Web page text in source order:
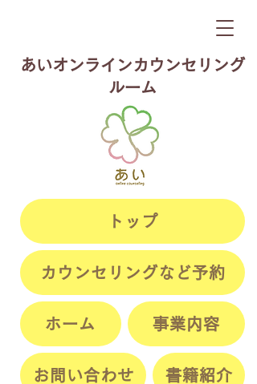
​あいオンラインカウンセリング
ルーム
トップ
カウンセリングなど予約
ホーム 事業内容
お問い合わせ 書籍紹介